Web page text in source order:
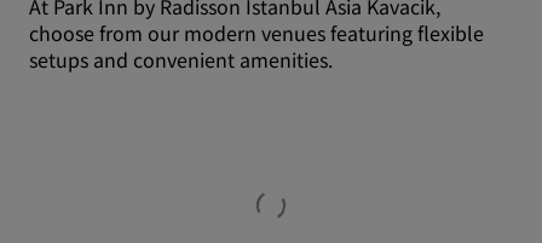
At Park Inn by Radisson Istanbul Asia Kavacik,
choose from our modern venues featuring flexible
setups and convenient amenities.